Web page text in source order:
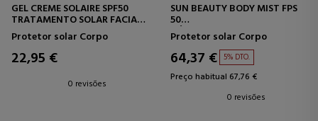
GEL CREME SOLAIRE SPF50
TRATAMENTO SOLAR FACIAL
E CORPORAL
Protetor solar Corpo
22,95 €
0 revisões
SUN BEAUTY BODY MIST FPS
50
NÉVOA CORPORAL
PROTETORA
Protetor solar Corpo
64,37 € 5% DTO.
Preço habitual 67,76 €
0 revisões